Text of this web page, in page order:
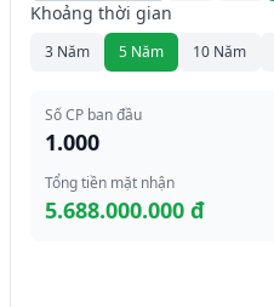
Khoảng thời gian
3 Năm 5 Năm 10 Năm
Số CP ban đầu
1.000
Tổng tiền mặt nhận
5.688.000.000 đ